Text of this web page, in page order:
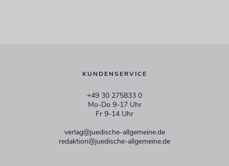
KUNDENSERVICE
+49 30 275833 0
Mo-Do 9-17 Uhr
Fr 9-14 Uhr
verlag@juedische-allgemeine.de
redaktion@juedische-allgemeine.de